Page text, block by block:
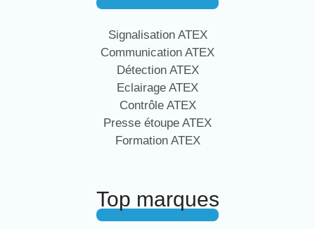
Signalisation ATEX
Communication ATEX
Détection ATEX
Eclairage ATEX
Contrôle ATEX
Presse étoupe ATEX
Formation ATEX
Top marques